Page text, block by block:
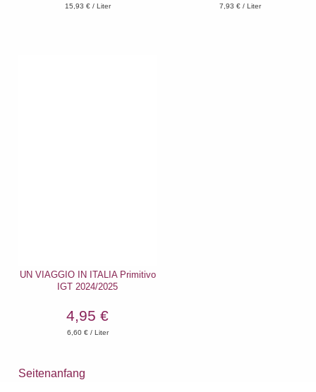
15,93 € / Liter 7,93 € / Liter
UN VIAGGIO IN ITALIA Primitivo
IGT 2024/2025
4,95 €
6,60€ / Liter
Seitenanfang